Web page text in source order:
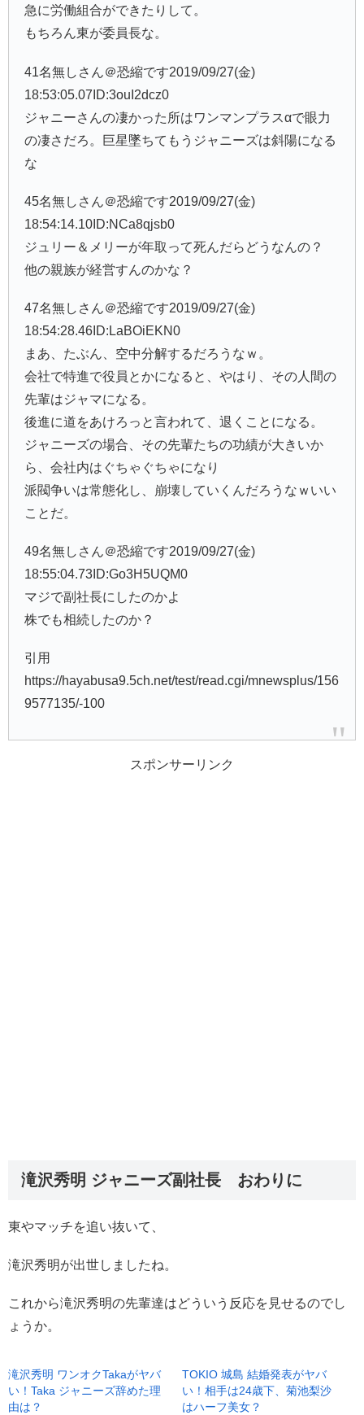
急に労働組合ができたりして。
もちろん東が委員長な。
41名無しさん＠恐縮です2019/09/27(金)
18:53:05.07ID:3ouI2dcz0
ジャニーさんの凄かった所はワンマンプラスαで眼力
の凄さだろ。巨星墜ちてもうジャニーズは斜陽になる
な
45名無しさん＠恐縮です2019/09/27(金)
18:54:14.10ID:NCa8qjsb0
ジュリー＆メリーが年取って死んだらどうなんの？
他の親族が経営すんのかな？
47名無しさん＠恐縮です2019/09/27(金)
18:54:28.46ID:LaBOiEKN0
まあ、たぶん、空中分解するだろうなｗ。
会社で特進で役員とかになると、やはり、その人間の
先輩はジャマになる。
後進に道をあけろっと言われて、退くことになる。
ジャニーズの場合、その先輩たちの功績が大きいか
ら、会社内はぐちゃぐちゃになり
派閥争いは常態化し、崩壊していくんだろうなｗいい
ことだ。
49名無しさん＠恐縮です2019/09/27(金)
18:55:04.73ID:Go3H5UQM0
マジで副社長にしたのかよ
株でも相続したのか？
引用
https://hayabusa9.5ch.net/test/read.cgi/mnewsplus/156
9577135/-100
スポンサーリンク
滝沢秀明 ジャニーズ副社長 おわりに
東やマッチを追い抜いて、
滝沢秀明が出世しましたね。
これから滝沢秀明の先輩達はどういう反応を見せるのでし
ょうか。
滝沢秀明 ワンオクTakaがヤバ
い！Taka ジャニーズ辞めた理
由は？
TOKIO 城島 結婚発表がヤバ
い！相手は24歳下、菊池梨沙
はハーフ美女？